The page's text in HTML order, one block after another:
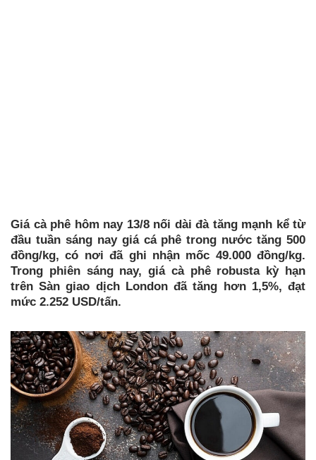
Giá cà phê hôm nay 13/8 nối dài đà tăng mạnh kể từ
đầu tuần sáng nay giá cá phê trong nước tăng 500
đồng/kg, có nơi đã ghi nhận mốc 49.000 đồng/kg.
Trong phiên sáng nay, giá cà phê robusta kỳ hạn
trên Sàn giao dịch London đã tăng hơn 1,5%, đạt
mức 2.252 USD/tấn.